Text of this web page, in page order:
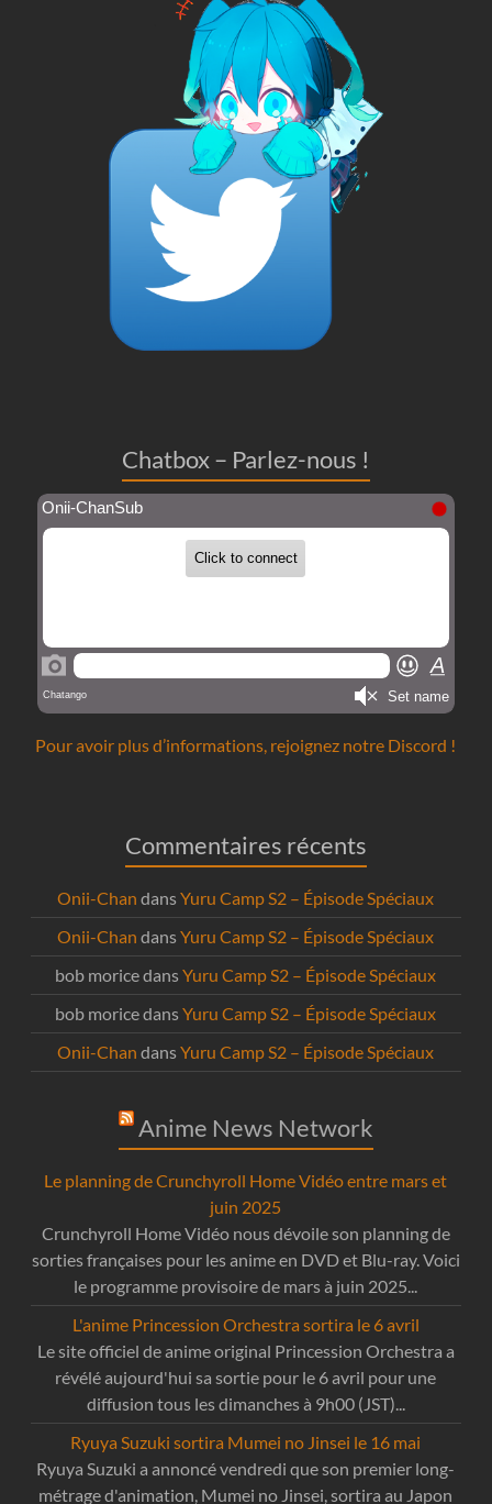
Chatbox – Parlez-nous !
Pour avoir plus d’informations, rejoignez notre Discord !
Commentaires récents
Onii-Chan dansYuru Camp S2 – Épisode Spéciaux
Onii-Chan dansYuru Camp S2 – Épisode Spéciaux
bob moricedansYuru Camp S2 – Épisode Spéciaux
bob moricedansYuru Camp S2 – Épisode Spéciaux
Onii-Chan dansYuru Camp S2 – Épisode Spéciaux
Anime News Network
Le planning de Crunchyroll Home Vidéo entre mars et
juin 2025
Crunchyroll Home Vidéo nous dévoile son planning de
sorties françaises pour les anime en DVD et Blu-ray. Voici
le programme provisoire de mars à juin 2025...
L'anime Princession Orchestra sortira le 6 avril
Le site officiel de anime original Princession Orchestra a
révélé aujourd'hui sa sortie pour le 6 avril pour une
diffusion tous les dimanches à 9h00 (JST)...
Ryuya Suzuki sortira Mumei no Jinsei le 16 mai
Ryuya Suzuki a annoncé vendredi que son premier long-
métrage d'animation, Mumei no Jinsei, sortira au Japon